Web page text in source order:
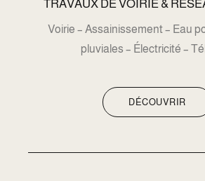
TRAVAUX DE VOIRIE &
Voirie – Assainissement – Eau
pluviales – Électricité –
DÉCOUVRIR